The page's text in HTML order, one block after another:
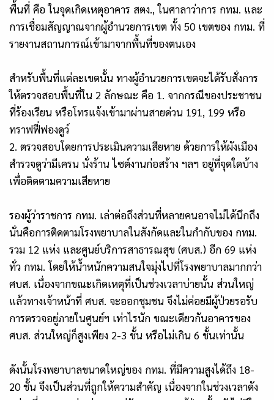
พื้นที่ คือ ในจุดเกิดเหตุอาคาร สตง., ในศาลาว่าการ กทม. และ
การเชื่อมสัญญาณจากผู้อำนวยการเขต ทั้ง 50 เขตของ กทม. ที่
รายงานสถานการณ์เข้ามาจากพื้นที่ของตนเอง
สำหรับพื้นที่แต่ละเขตนั้น ทางผู้อำนวยการเขตจะได้รับสั่งการ
ให้ตรวจสอบพื้นที่ใน 2 ลักษณะ คือ 1. จากกรณีของประชาชน
ที่ร้องเรียน หรือโทรแจ้งเข้ามาผ่านสายด่วน 191, 199 หรือ
ทราฟฟี่ฟองดูว์
2. ตรวจสอบโดยการประเมินความเสียหาย ด้วยการให้ผังเมือง
สำรวจดูว่ามีเครน นั่งร้าน ไซต์งานก่อสร้าง ฯลฯ อยู่ที่จุดใดบ้าง
เพื่อติดตามความเสียหาย
รองผู้ว่าราชการ กทม. เล่าต่อถึงส่วนที่หลายคนอาจไม่ได้นึกถึง
นั่นคือการติดตามโรงพยาบาลในสังกัดและในกำกับของ กทม.
รวม 12 แห่ง และศูนย์บริการสาธารณสุข (ศบส.) อีก 69 แห่ง
ทั่ว กทม. โดยให้น้ำหนักความสนใจมุ่งไปที่โรงพยาบาลมากกว่า
ศบส. เนื่องจากขณะเกิดเหตุที่เป็นช่วงเวลาบ่ายนั้น ส่วนใหญ่
แล้วทางเจ้าหน้าที่ ศบส. จะออกชุมชน จึงไม่ค่อยมีผู้ป่วยรอรับ
การตรวจอยู่ภายในศูนย์ฯ เท่าไรนัก ขณะเดียวกันอาคารของ
ศบส. ส่วนใหญ่ก็สูงเพียง 2-3 ชั้น หรือไม่เกิน 6 ชั้นเท่านั้น
ดังนั้นโรงพยาบาลขนาดใหญ่ของ กทม. ที่มีความสูงได้ถึง 18-
20 ชั้น จึงเป็นส่วนที่ถูกให้ความสำคัญ เนื่องจากในช่วงเวลาดัง